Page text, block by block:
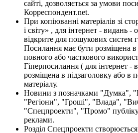
сайті, дозволяється за умови
Корреспондент.net.
При копіюванні матеріалів зі
і світу» , для інтернет - видань -
відкрите для пошукових систем
Посилання має бути розміщена в
повного або часткового
Гіперпосилання ( для інтернет -
розміщена в підзаголовку або в
матеріалу.
Новини з позначками "Думка",
"Регіони", "Гроші", "Влада",
"Спецпроекти", "Промо"
реклами.
Розділ Спецпроекти створюється